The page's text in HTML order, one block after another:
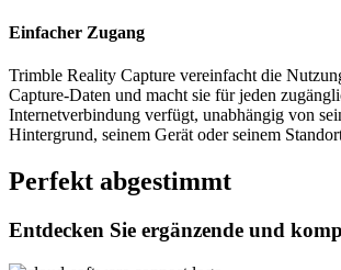
Einfacher Zugang
Trimble Reality Capture vereinfacht die
Capture-Daten und macht sie für jeden
Internetverbindung verfügt, unabhängig von
Hintergrund, seinem Gerät oder seinem
Perfekt abgestimmt
Entdecken Sie ergänzende und